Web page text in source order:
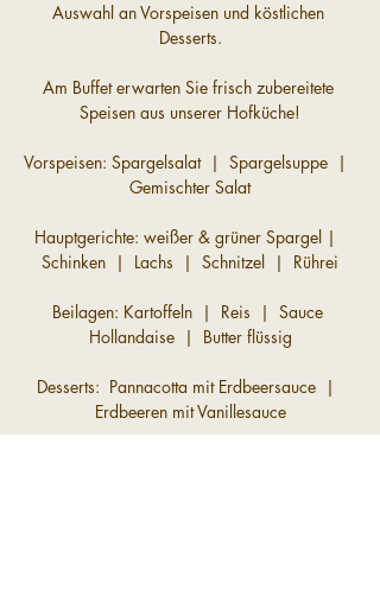
Auswahl an Vorspeisen und köstlichen
Desserts.
Am Buffet erwarten Sie frisch zubereitete
Speisen aus unserer Hofküche!
Vorspeisen: Spargelsalat  |  Spargelsuppe  |
Gemischter Salat
Hauptgerichte: weißer & grüner Spargel |
Schinken  |  Lachs  |  Schnitzel  |  Rührei
Beilagen: Kartoffeln  |  Reis  |  Sauce
Hollandaise  |  Butter flüssig
Desserts:  Pannacotta mit Erdbeersauce  |
Erdbeeren mit Vanillesauce